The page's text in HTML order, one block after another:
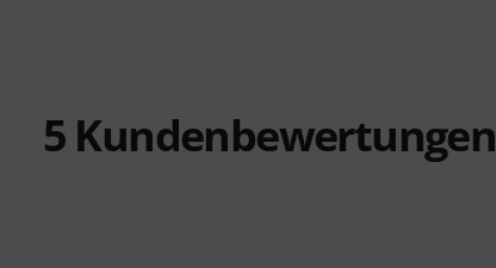
5 Kundenbewertungen